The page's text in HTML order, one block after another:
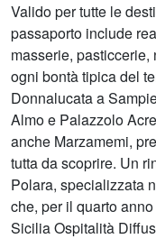
Valido per tutte le
passaporto include
masserie,
ogni bontà tipica del
Donnalucata a
Almo e Palazzolo
anche Marzamemi,
tutta da scoprire. Un
Polara, specializzata
che, per il quarto
Sicilia Ospitalità